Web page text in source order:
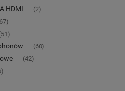
HDMI (2)
(51)
(60)
(42)